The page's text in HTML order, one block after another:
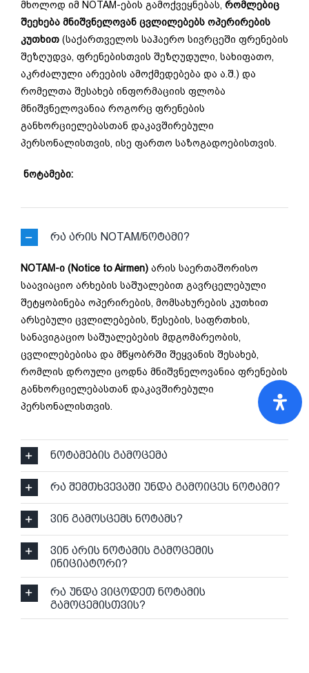
მხოლოდ იმ NOTAM-ების გამოქვეყნებას, რომლებიც
შეეხება მნიშვნელოვან ცვლილებებს ოპერირების
კუთხით(საქართველოს საჰაერო სივრცეში ფრენების
შეზღუდვა, ფრენებისთვის შეზღუდული, სახიფათო,
აკრძალული არეების ამოქმედებება და ა.შ.) და
რომელთა შესახებ ინფორმაციის ფლობა
მნიშვნელოვანია როგორც ფრენების
განხორციელებასთან დაკავშირებული
პერსონალისთვის, ისე ფართო საზოგადოებისთვის.
ნოტამები:
რა არის NOTAM/ნოტამი?
NOTAM-ი (Notice to Airmen)არის საერთაშორისო
საავიაციო არხების საშუალებით გავრცელებული
შეტყობინება ოპერირების, მომსახურების კუთხით
არსებული ცვლილებების, წესების, საფრთხის,
სანავიგაციო საშუალებების მდგომარეობის,
ცვლილებებისა და მწყობრში შეყვანის შესახებ,
რომლის დროული ცოდნა მნიშვნელოვანია ფრენების
განხორციელებასთან დაკავშირებული
პერსონალისთვის.
ნოტამების გამოცემა
რა შემთხვევაში უნდა გამოიცეს ნოტამი?
ვინ გამოსცემს ნოტამს?
ვინ არის ნოტამის გამოცემის
ინიციატორი?
რა უნდა ვიცოდეთ ნოტამის
გამოცემისთვის?